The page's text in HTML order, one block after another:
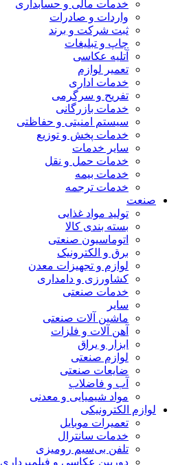
خدمات مالی و حسابداری
واردات و صادرات
ثبت شرکت و برند
چاپ و تبلیغات
آتلیه عکاسی
تعمیر لوازم
خدمات اداری
تفریح و سرگرمی
خدمات بازرگانی
سیستم امنیتی و حفاظتی
خدمات پخش و توزیع
سایر خدمات
خدمات حمل و نقل
خدمات بیمه
خدمات ترجمه
صنعت
تولید مواد غذایی
بسته بندی کالا
اتوماسیون صنعتی
برق و الکترونیک
لوازم و تجهیزات معدن
کشاورزی و دامداری
خدمات صنعتی
سایر
ماشین آلات صنعتی
آهن آلات و فلزات
ابزار و یراق
لوازم صنعتی
ضایعات صنعتی
آب و فاضلاب
مواد شیمیایی و معدنی
لوازم الکترونیکی
تعمیرات موبایل
خدمات سانترال
تلفن بی‌سیم رومیزی
دوربین عکاسی و فیلمبرداری